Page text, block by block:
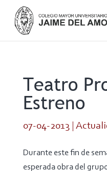
Teatro
Estreno
07-04-2013|
Durante este fin de
esperada obra del